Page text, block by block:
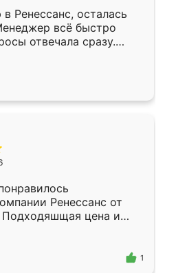
Ренессанс, осталась
всё быстро
отвечала сразу.
субботу, подошёл к
Собрали
аккуратно, даже
Ренессанс от
Подходяшщая цена и
Приехавший
Владислав
эскизу самый
1